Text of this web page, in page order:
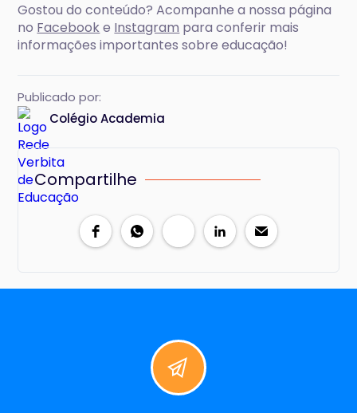
Gostou do conteúdo? Acompanhe a nossa página
no Facebooke Instagram para conferir mais
informações importantes sobre educação!
Publicado por:
Colégio Academia
Compartilhe